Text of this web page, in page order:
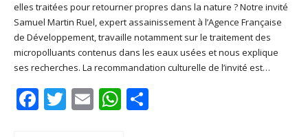
Apple Podcasts Deezer
Google Play PocketCasts
Podcast Addict RSS
RSS FEED
SHARE
LINK
EMBED
elles traitées pour retourner propres dans la nature ? Notre invité
Samuel Martin Ruel, expert assainissement à l’Agence Française
de Développement, travaille notamment sur le traitement des
micropolluants contenus dans les eaux usées et nous explique
ses recherches. La recommandation culturelle de l’invité est…
Facebook
Twitter
EmailWhatsApp